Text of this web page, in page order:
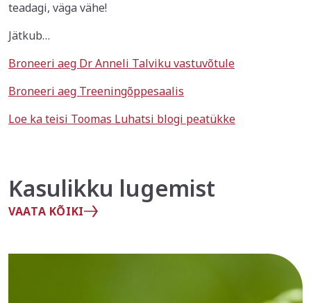
teadagi, väga vähe!
Jätkub…
Broneeri aeg Dr Anneli Talviku vastuvõtule
Broneeri aeg Treeningõppesaalis
Loe ka teisi Toomas Luhatsi blogi peatükke
Kasulikku lugemist
VAATA KÕIKI